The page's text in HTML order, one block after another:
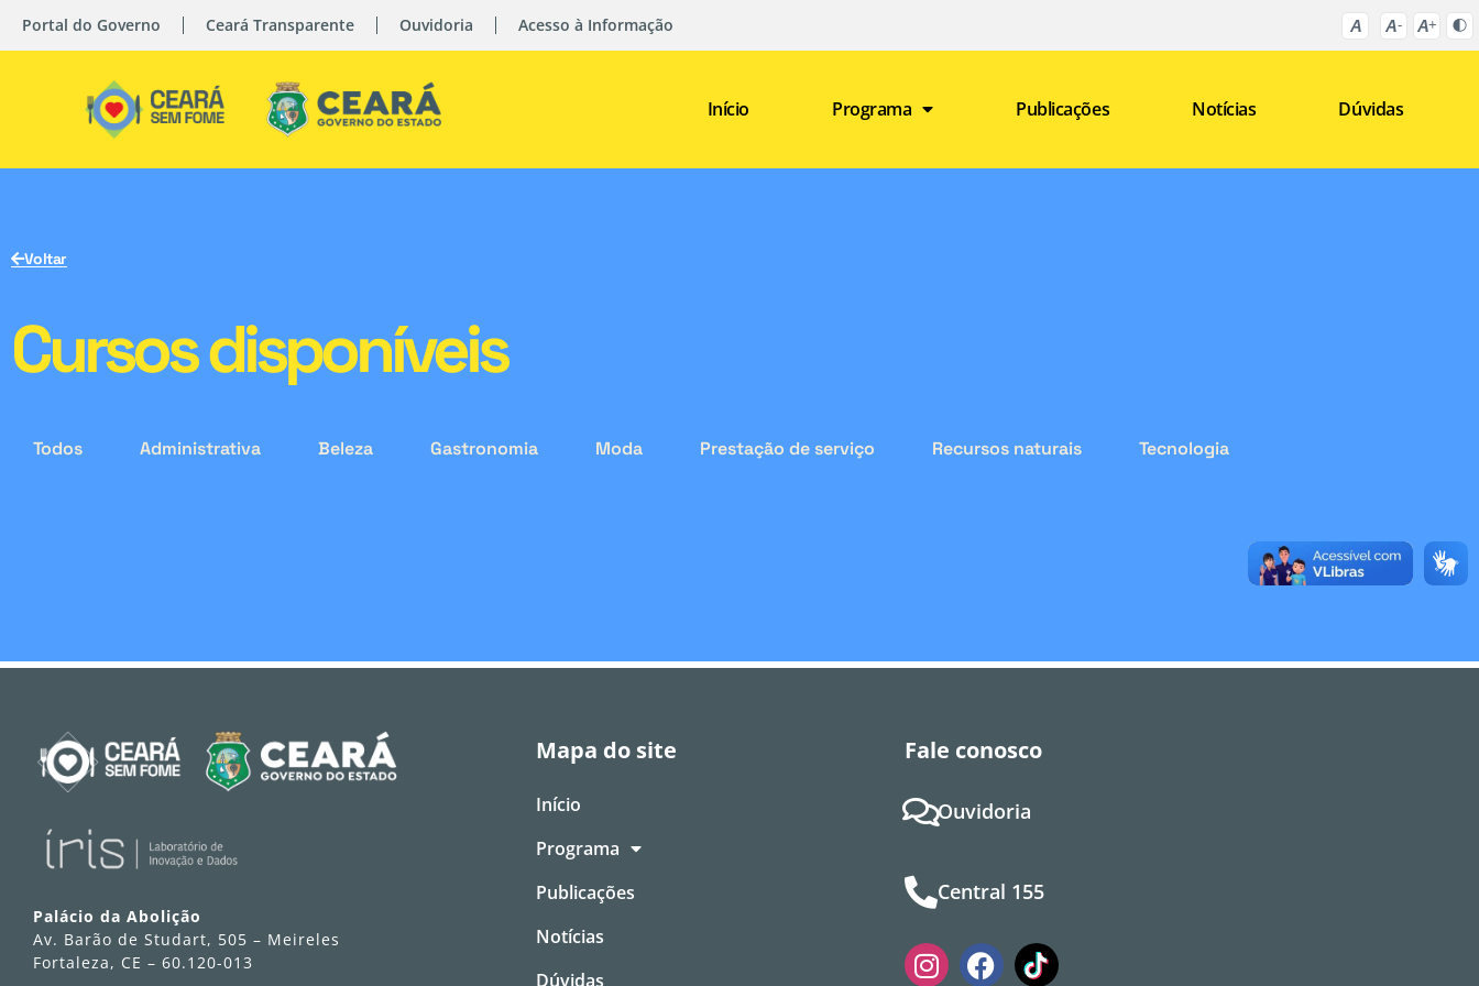
Portal do Governo Ceará Transparente Ouvidoria Acesso à Informação
Início Programa Publicações Notícias Dúvidas
Voltar
Cursos disponíveis
Todos Administrativa Beleza Gastronomia Moda Prestação de serviço Recursos naturais Tecnologia
Palácio da Abolição
Av. Barão de Studart, 505 – Meireles
Fortaleza, CE – 60.120-013
Mapa do site
Início
Programa
Publicações
Notícias
Dúvidas
Fale conosco
Ouvidoria
Central 155